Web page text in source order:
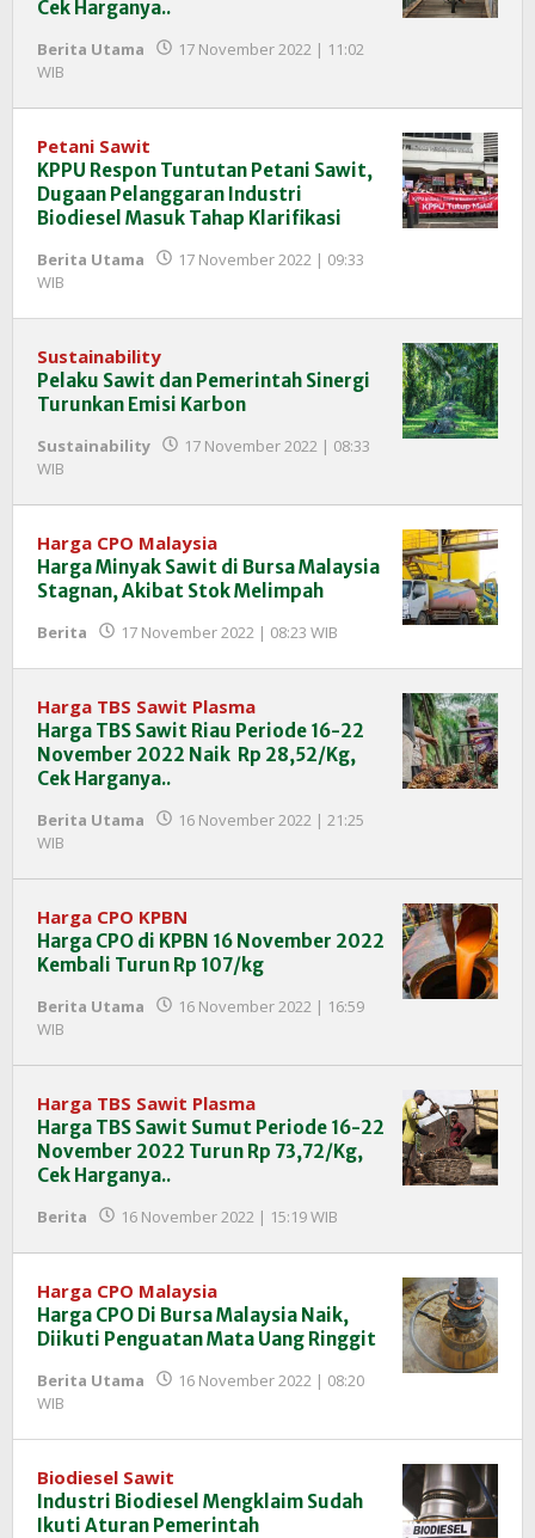
Cek Harganya..
Berita Utama
17 November 2022 | 11:02
WIB
InfoSAWIT
Petani Sawit
KPPU Respon Tuntutan Petani Sawit,
Dugaan Pelanggaran Industri
Biodiesel Masuk Tahap Klarifikasi
Berita Utama
17 November 2022 | 09:33
WIB
InfoSAWIT
Sustainability
Pelaku Sawit dan Pemerintah Sinergi
Turunkan Emisi Karbon
Sustainability
17 November 2022 | 08:33
WIB
InfoSAWIT
Harga CPO Malaysia
Harga Minyak Sawit di Bursa Malaysia
Stagnan, Akibat Stok Melimpah
Berita 17 November 2022 | 08:23 WIB
InfoSAWIT
Harga TBS Sawit Plasma
Harga TBS Sawit Riau Periode 16-22
November 2022 Naik Rp 28,52/Kg,
Cek Harganya..
Berita Utama
16 November 2022 | 21:25
WIB
InfoSAWIT
Harga CPO KPBN
Harga CPO di KPBN 16 November 2022
Kembali Turun Rp 107/kg
Berita Utama
16 November 2022 | 16:59
WIB
InfoSAWIT
Harga TBS Sawit Plasma
Harga TBS Sawit Sumut Periode 16-22
November 2022 Turun Rp 73,72/Kg,
Cek Harganya..
Berita 16 November 2022 | 15:19 WIB
InfoSAWIT
Harga CPO Malaysia
Harga CPO Di Bursa Malaysia Naik,
Diikuti Penguatan Mata Uang Ringgit
Berita Utama
16 November 2022 | 08:20
WIB
InfoSAWIT
Biodiesel Sawit
Industri Biodiesel Mengklaim Sudah
Ikuti Aturan Pemerintah